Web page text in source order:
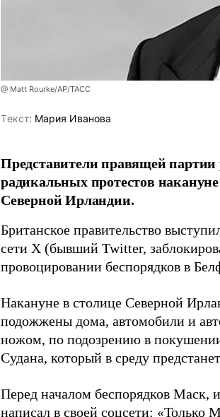
@ Matt Rourke/AP/ТАСС
Tекст: Мария Иванова
Представители правящей
радикальных протестов
Северной Ирландии.
Британское правительство
сети X (бывший Twitter,
провоцировании беспорядков в
Накануне в столице Северной
подожжены дома, автомобили и
ножом, по подозрению в
Судана, который в среду
Перед началом беспорядков Маск,
написал в своей соцсети: